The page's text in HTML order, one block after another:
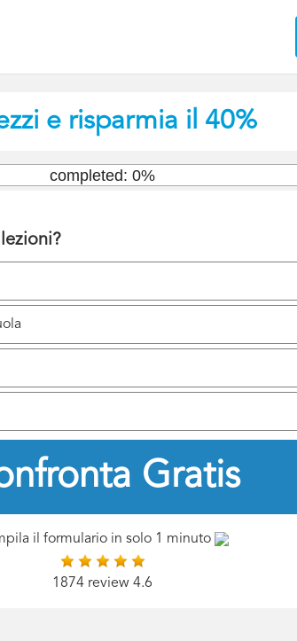
e risparmia il 40%
Gratis
completed: 0%
il formulario in solo 1 minuto
1874 review 4.6